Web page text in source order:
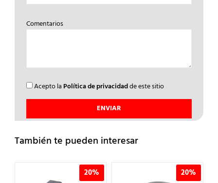
Comentarios
Acepto la Política de privacidadde este sitio
También te pueden interesar